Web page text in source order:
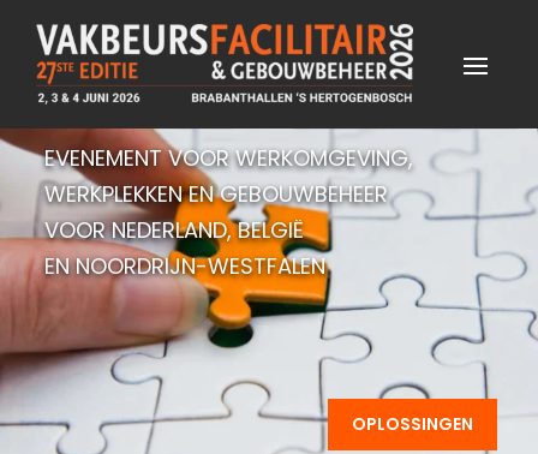
EVENEMENT VOOR WERKOMGEVING,
WERKPLEKKEN EN GEBOUWBEHEER
VOOR NEDERLAND, BELGIË
EN NOORDRIJN-WESTFALEN
OPLOSSINGEN